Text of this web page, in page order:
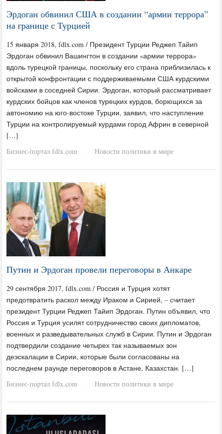
Эрдоган обвинил США в создании “армии террора”
на границе с Турцией
15 января 2018, fdlx.com / Президент Турции Реджеп Тайип
Эрдоган обвинил Вашингтон в создании «армии террора»
вдоль турецкой границы, поскольку его страна приблизилась к
открытой конфронтации с поддерживаемыми США курдскими
войсками в соседней Сирии. Эрдоган, который рассматривает
курдских бойцов как членов турецких курдов, борющихся за
автономию на юго-востоке Турции, заявил, что наступление
Турции на контролируемый курдами город Африн в северной
[…]
Бизнес-портал fdlx.com
· Новости политики в мире
Путин и Эрдоган провели переговоры в Анкаре
29 сентября 2017, fdlx.com / Россия и Турция хотят
предотвратить раскол между Ираком и Сирией, – считает
президент Турции Реджеп Тайип Эрдоган. Путин объявил, что
Россия и Турция усилят сотрудничество своих дипломатов,
военных и разведывательных служб в Сирии. Путин и Эрдоган
подтвердили создание четырех так называемых зон
деэскалации в Сирии, которые были согласованы на
последнем раунде переговоров в Астане, Казахстан. […]
Бизнес-портал fdlx.com
· Новости политики в мире